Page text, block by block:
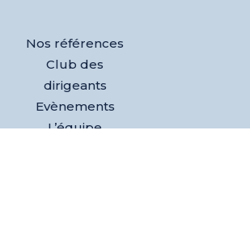
Nos références
Club des
dirigeants
Evènements
L’équipe